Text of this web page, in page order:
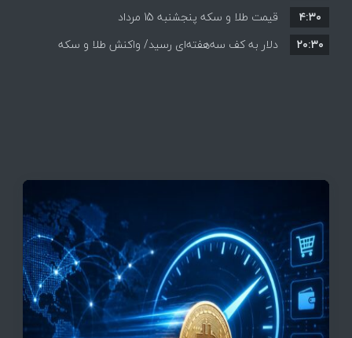
قیمت طلا و سکه پنجشنبه 15 مرداد
۴:۳۰
دلار به کف سه‌هفته‌ای رسید/ واکنش طلا و سکه
۲۰:۳۰